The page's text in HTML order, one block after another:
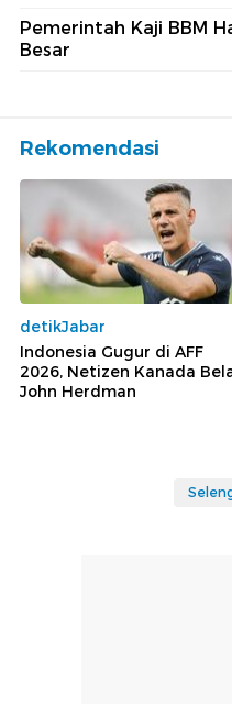
Pemerintah Kaji BBM
Besar
Rekomendasi
detikJabar
Indonesia Gugur di AFF
2026, Netizen Kanada
John Herdman